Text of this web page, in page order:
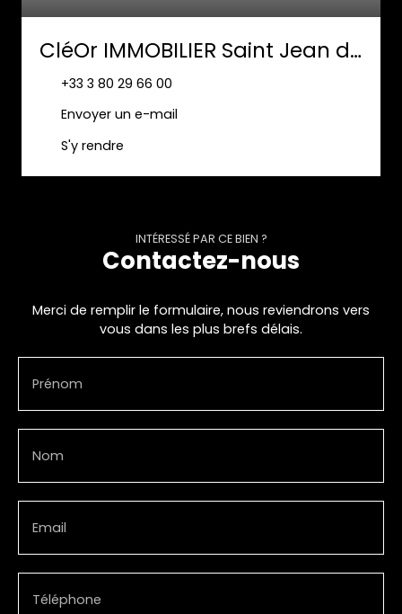
CléOr IMMOBILIER Saint Jean de Losne
+33 3 80 29 66 00
Envoyer un e-mail
S'y rendre
INTÉRESSÉ PAR CE BIEN ?
Contactez-nous
Merci de remplir le formulaire, nous reviendrons vers
vous dans les plus brefs délais.
Prénom
Nom
Email
Téléphone